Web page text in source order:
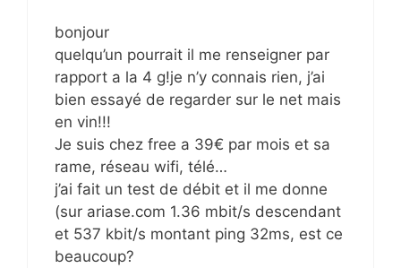
bonjour
quelqu’un pourrait il me renseigner par
rapport a la 4 g!je n’y connais rien, j’ai
bien essayé de regarder sur le net mais
en vin!!!
Je suis chez free a 39€ par mois et sa
rame, réseau wifi, télé…
j’ai fait un test de débit et il me donne
(sur ariase.com 1.36 mbit/s descendant
et 537 kbit/s montant ping 32ms, est ce
beaucoup?